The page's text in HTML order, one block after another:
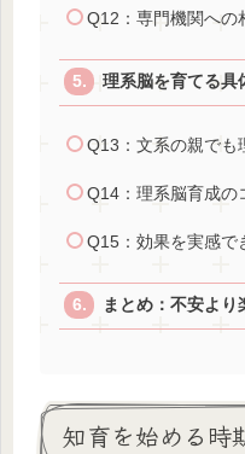
Q12：専門機関への
理系脳を育てる具
Q13：文系の親でも
Q14：理系脳育成の
Q15：効果を実感で
まとめ：不安より
知育を始める時